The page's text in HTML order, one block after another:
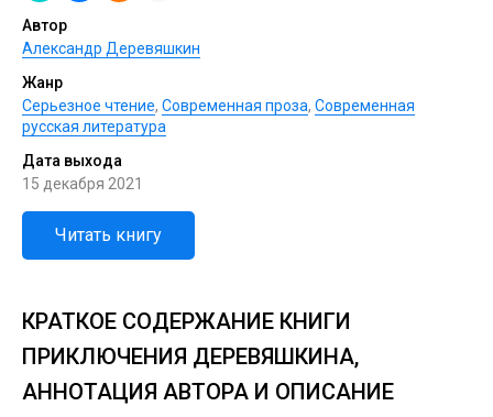
Автор
Александр Деревяшкин
Жанр
Серьезное чтение, Современная проза, Современная
русская литература
Дата выхода
15 декабря 2021
Читать книгу
КРАТКОЕ СОДЕРЖАНИЕ КНИГИ
ПРИКЛЮЧЕНИЯ ДЕРЕВЯШКИНА,
АННОТАЦИЯ АВТОРА И ОПИСАНИЕ